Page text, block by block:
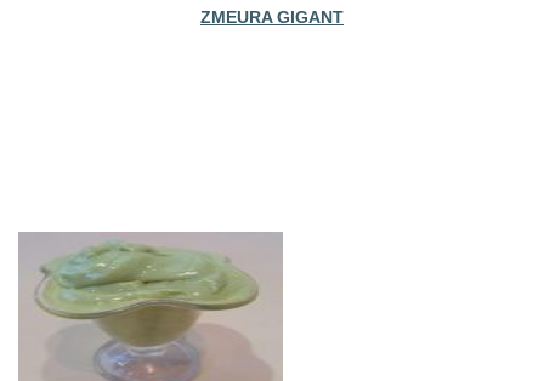
ZMEURA GIGANT